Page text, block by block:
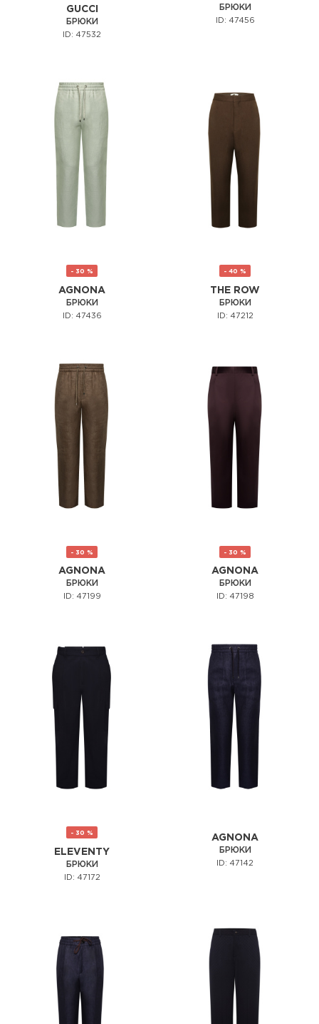
GUCCI
БРЮКИ
ID: 47532
БРЮКИ
ID: 47456
- 30 %
AGNONA
БРЮКИ
ID: 47436
- 40 %
THE ROW
БРЮКИ
ID: 47212
- 30 %
AGNONA
БРЮКИ
ID: 47199
- 30 %
AGNONA
БРЮКИ
ID: 47198
- 30 %
ELEVENTY
БРЮКИ
ID: 47172
AGNONA
БРЮКИ
ID: 47142